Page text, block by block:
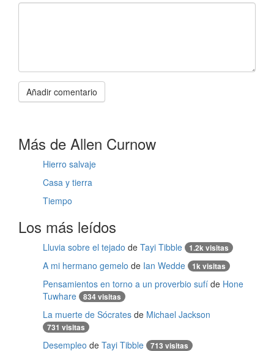
Añadir comentario
Más de Allen Curnow
Hierro salvaje
Casa y tierra
Tiempo
Los más leídos
Lluvia sobre el tejado de Tayi Tibble 1.2k visitas
A mi hermano gemelo de Ian Wedde 1k visitas
Pensamientos en torno a un proverbio sufí de Hone
Tuwhare
834 visitas
La muerte de Sócrates de Michael Jackson
731 visitas
Desempleo de Tayi Tibble 713 visitas